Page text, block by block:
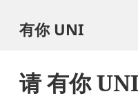
有你 UNI
请 有你